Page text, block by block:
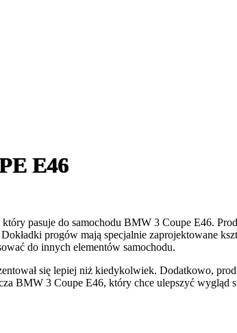
E46
pasuje do samochodu BMW 3 Coupe E46.
progów mają specjalnie zaprojektowane
do innych elementów samochodu.
się lepiej niż kiedykolwiek. Dodatkowo,
BMW 3 Coupe E46, który chce ulepszyć wygląd